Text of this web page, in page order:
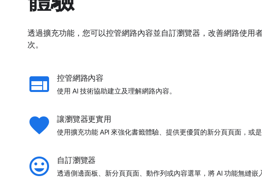
透過擴充功能，您可以控管網路內容並自訂瀏覽器，改善網路使用
次。
web 控管網路內容
使用 AI 技術協助建立及理解網路內容。
favorite 讓瀏覽器更實用
使用擴充功能 API 來強化書籤體驗、提供更優質的新分頁頁面，或
insert_emoticon 自訂瀏覽器
透過側邊面板、新分頁頁面、動作列或內容選單，將 AI 功能無縫嵌